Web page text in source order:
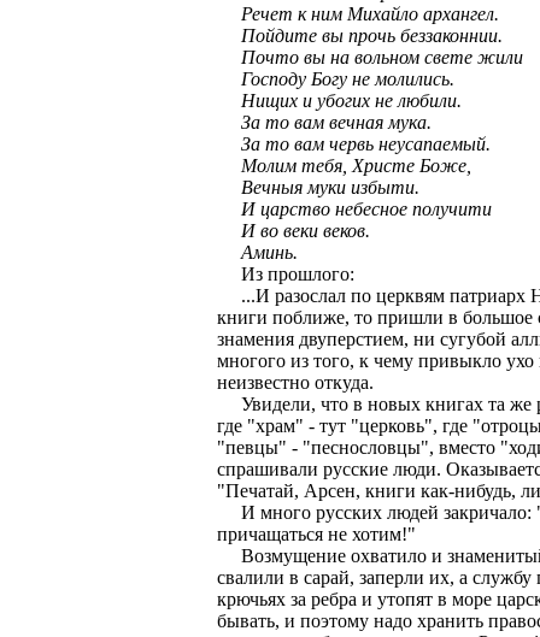
Речет к ним Михайло архангел.
Пойдите вы прочь беззаконнии.
Почто вы на вольном свете жили
Господу Богу не молились.
Нищих и убогих не любили.
За то вам вечная мука.
За то вам червь неусапаемый.
Молим тебя, Христе Боже,
Вечныя муки избыти.
И царство небесное получити
И во веки веков.
Аминь.
Из прошлого:
...И разослал по церквям патриарх
книги поближе, то пришли в большое
знамения двуперстием, ни сугубой
многого из того, к чему привыкло
неизвестно откуда.
Увидели, что в новых книгах та же
где "храм" - тут "церковь", где
"певцы" - "песнословцы", вместо
спрашивали русские люди.
"Печатай, Арсен, книги как-нибудь,
И много русских людей закричало:
причащаться не хотим!"
Возмущение охватило и
свалили в сарай, заперли их, а
крючьях за ребра и утопят в море
бывать, и поэтому надо хранить